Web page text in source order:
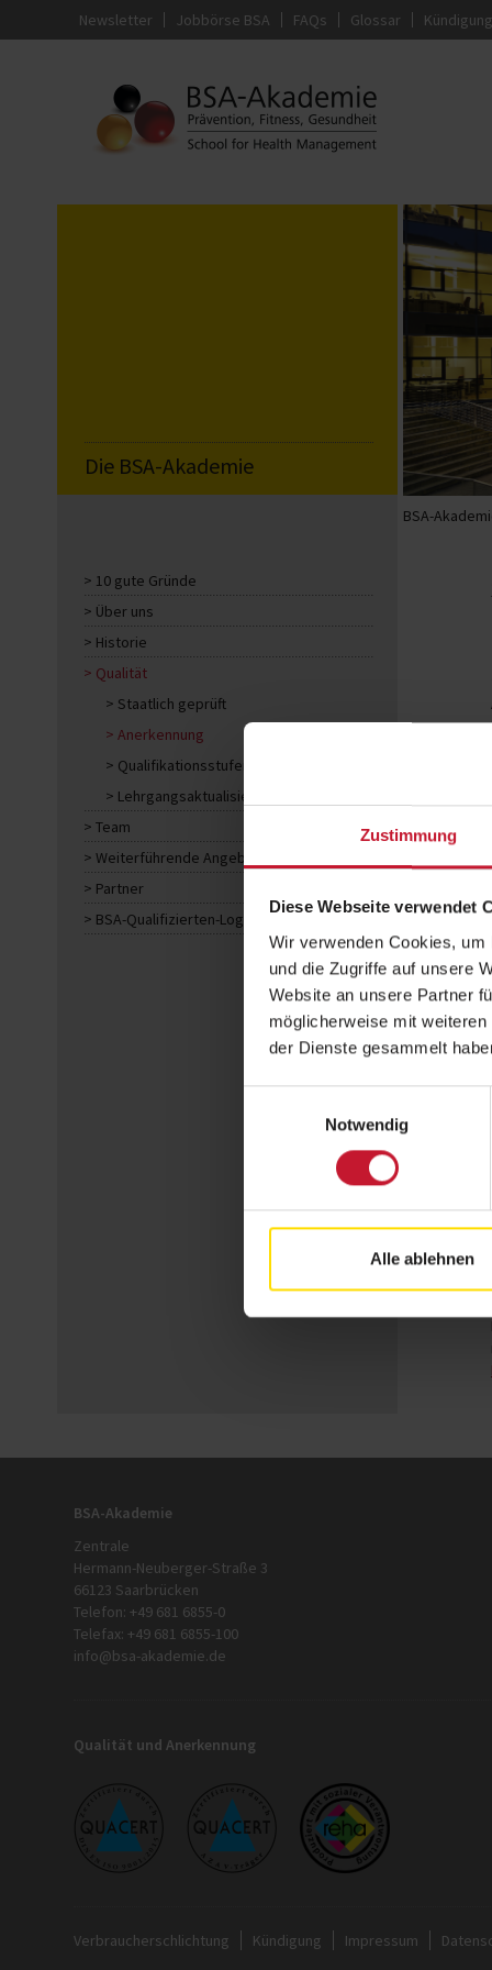
Zustimmung
Diese Webseite verwendet
Wir verwenden Cookies,
und die Zugriffe auf unsere
Website an unsere Partner
möglicherweise mit
der Dienste gesammelt
Notwendig
Alle ablehnen
Newsletter Jobbörse BSA FAQs Glossar Kündigung
Die BSA-Akademie
10 gute Gründe
Über uns
Historie
Qualität
Staatlich geprüft
Anerkennung
Qualifikationsstufen
Lehrgangsaktualisierungen
Team
Weiterführende Angebote
Partner
BSA-Qualifizierten-Logos
BSA-
BSA-Akademie
Zentrale
Hermann-Neuberger-Straße 3
66123 Saarbrücken
Telefon: +49 681 6855-0
Telefax: +49 681 6855-100
info@bsa-akademie.de
Qualität und Anerkennung
Verbraucherschlichtung Kündigung Impressum